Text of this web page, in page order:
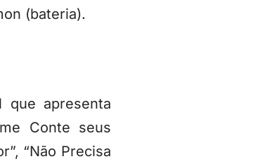
(bateria).
que apresenta
Conte seus
“Não Precisa